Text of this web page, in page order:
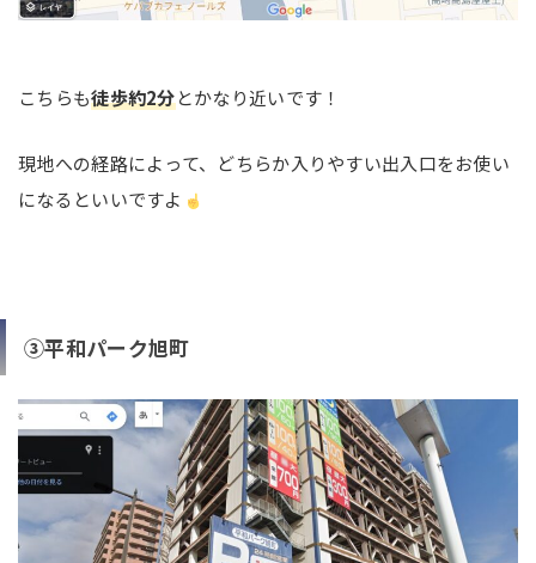
こちらも徒歩約2分とかなり近いです！
現地への経路によって、どちらか入りやすい出入口をお使い
になるといいですよ
③平和パーク旭町